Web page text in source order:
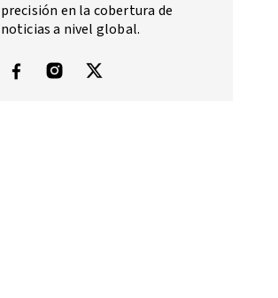
precisión en la cobertura de
noticias a nivel global.